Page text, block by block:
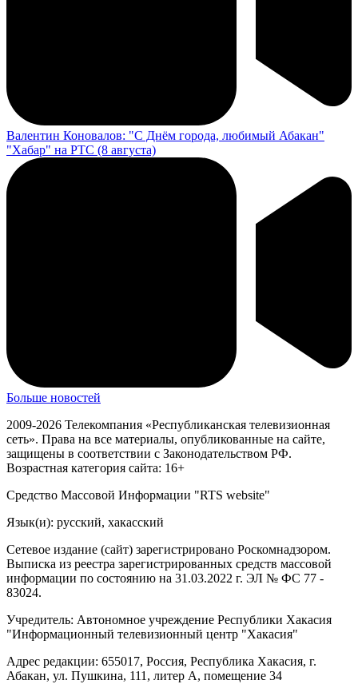
Валентин Коновалов: "С Днём города, любимый Абакан"
"Хабар" на РТС (8 августа)
Больше новостей
2009-2026 Телекомпания «Республиканская телевизионная
сеть». Права на все материалы, опубликованные на сайте,
защищены в соответствии с Законодательством РФ.
Возрастная категория сайта: 16+
Средство Массовой Информации "RTS website"
Язык(и): русский, хакасский
Сетевое издание (сайт) зарегистрировано Роскомнадзором.
Выписка из реестра зарегистрированных средств массовой
информации по состоянию на 31.03.2022 г. ЭЛ № ФС 77 -
83024.
Учредитель: Автономное учреждение Республики Хакасия
"Информационный телевизионный центр "Хакасия"
Адрес редакции: 655017, Россия, Республика Хакасия, г.
Абакан, ул. Пушкина, 111, литер А, помещение 34